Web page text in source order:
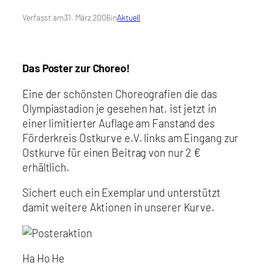
Verfasst am31. März 2006inAktuell
Das Poster zur Choreo!
Eine der schönsten Choreografien die das
Olympiastadion je gesehen hat, ist jetzt in
einer limitierter Auflage am Fanstand des
Förderkreis Ostkurve e.V. links am Eingang zur
Ostkurve für einen Beitrag von nur 2 €
erhältlich.
Sichert euch ein Exemplar und unterstützt
damit weitere Aktionen in unserer Kurve.
Ha Ho He